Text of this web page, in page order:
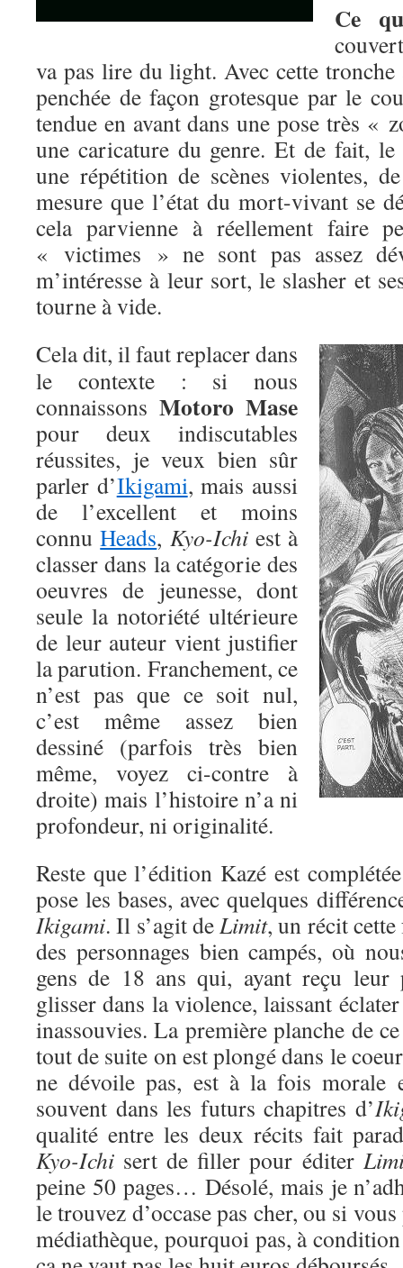
Ce
va pas lire du light. Avec cette
penchée de façon grotesque par le
tendue en avant dans une pose très «
une caricature du genre. Et de fait,
une répétition de scènes violentes,
mesure que l’état du mort-vivant se
cela parvienne à réellement faire
« victimes » ne sont pas assez
m’intéresse à leur sort, le slasher et
tourne à vide.
Cela dit, il faut replacer dans
le contexte : si nous
connaissons Motoro Mase
pour deux indiscutables
réussites, je veux bien sûr
parler d’Ikigami, mais aussi
de l’excellent et moins
connuHeads, Kyo-Ichiest à
classer dans la catégorie des
oeuvres de jeunesse, dont
seule la notoriété ultérieure
de leur auteur vient justifier
la parution. Franchement, ce
n’est pas que ce soit nul,
c’est même assez bien
dessiné (parfois très bien
même, voyez ci-contre à
droite) mais l’histoire n’a ni
profondeur, ni originalité.
Reste que l’édition Kazé est
pose les bases, avec quelques
Ikigami. Il s’agit deLimit, un récit
des personnages bien campés, où
gens de 18 ans qui, ayant reçu
glisser dans la violence, laissant
inassouvies. La première planche de
tout de suite on est plongé dans le
ne dévoile pas, est à la fois morale
souvent dans les futurs chapitres d’
qualité entre les deux récits fait
Kyo-Ichi sert de filler pour éditer
peine 50 pages… Désolé, mais je
le trouvez d’occase pas cher, ou si
médiathèque, pourquoi pas, à